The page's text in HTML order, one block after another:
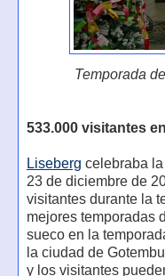
Temporada
533.000 visitantes
Liseberg celebraba
23 de diciembre de
visitantes durante la
mejores temporadas
sueco en la
la ciudad de
y los visitantes